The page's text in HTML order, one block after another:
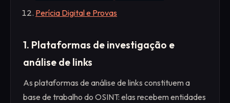
Perícia Digital e Provas
1. Plataformas de investigação e
análise de links
As plataformas de análise de links constituem a
base de trabalho do OSINT: elas recebem entidades